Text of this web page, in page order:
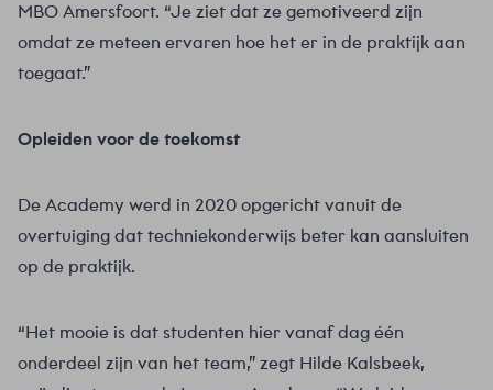
MBO Amersfoort. “Je ziet dat ze gemotiveerd zijn
omdat ze meteen ervaren hoe het er in de praktijk aan
toegaat.”
Opleiden voor de toekomst
De Academy werd in 2020 opgericht vanuit de
overtuiging dat techniekonderwijs beter kan aansluiten
op de praktijk.
“Het mooie is dat studenten hier vanaf dag één
onderdeel zijn van het team,” zegt Hilde Kalsbeek,